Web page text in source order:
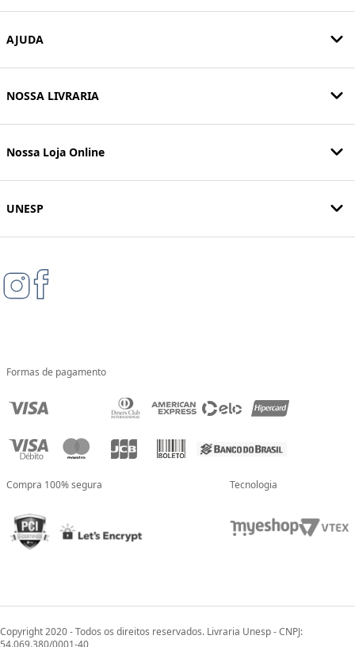
AJUDA
NOSSA LIVRARIA
Nossa Loja Online
UNESP
Formas de pagamento
Compra 100% segura Tecnologia
Copyright 2020 - Todos os direitos reservados. Livraria Unesp - CNPJ:
54.069.380/0001-40